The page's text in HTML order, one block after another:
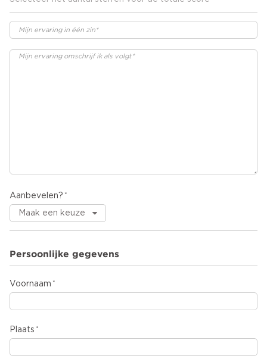
Aanbevelen?
Persoonlijke gegevens
Voornaam
Plaats